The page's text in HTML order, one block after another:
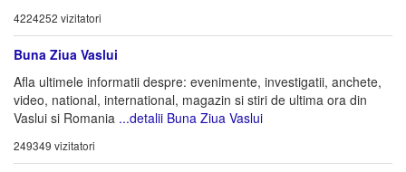
4224252 vizitatori
Buna Ziua Vaslui
Afla ultimele informatii despre: evenimente, investigatii, anchete,
video, national, international, magazin si stiri de ultima ora din
Vaslui si Romania ...detalii Buna Ziua Vaslui
249349 vizitatori